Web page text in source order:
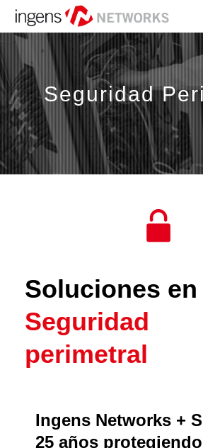
Seguridad
Soluciones en
Seguridad
perimetral
Ingens Networks +
25 años